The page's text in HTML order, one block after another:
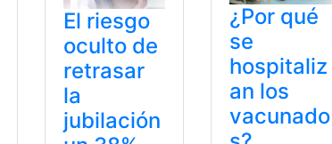
El riesgo
oculto de
retrasar
la
jubilación
¿Por qué
se
hospitaliz
an los
vacunado